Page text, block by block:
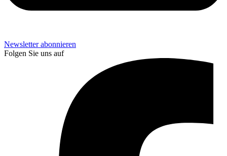
Newsletter abonnieren
Folgen Sie uns auf